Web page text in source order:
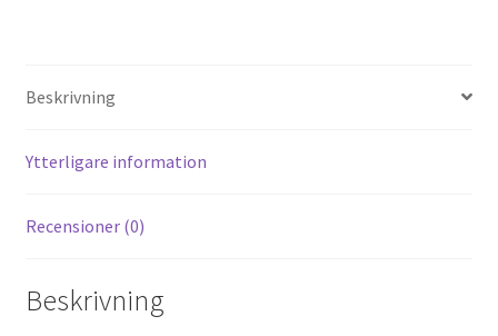
es
t
di
t
k
Beskrivning
Ytterligare information
Recensioner (0)
Beskrivning